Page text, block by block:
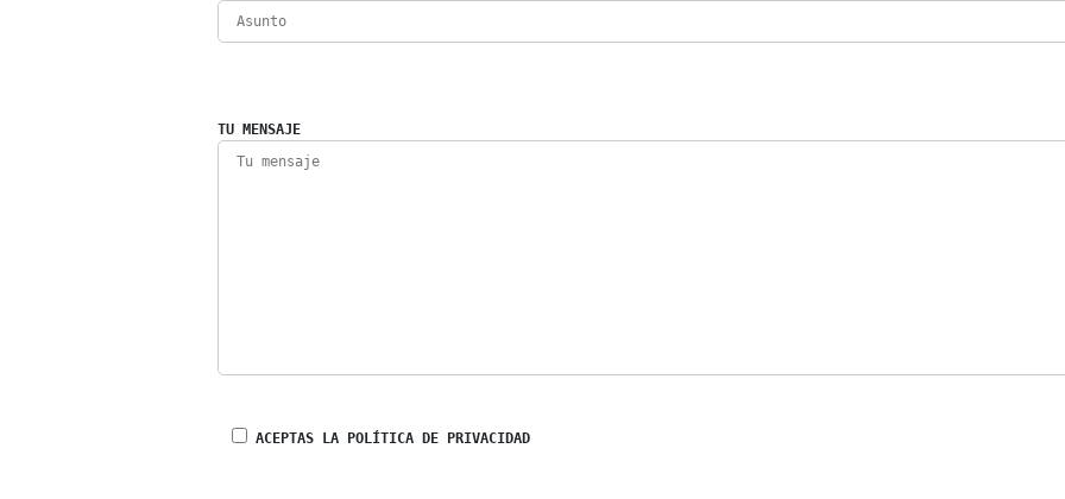
TU MENSAJE
ACEPTAS LA POLÍTICA DE PRIVACIDAD